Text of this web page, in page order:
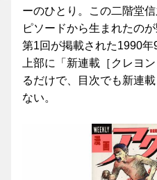
ーのひとり。この二階堂
ピソードから生まれたの
第1回が掲載された1990
上部に「新連載［クレヨ
るだけで、目次でも新連
ない。